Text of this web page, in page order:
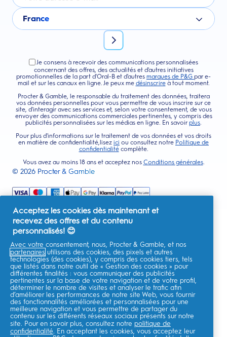
France
Je consens à recevoir des communications personnalisées
concernant des offres, des actualités et d'autres initiatives
promotionnelles de la part d'Oral-B et d'autres marques de P&G par e-
mail et sur les canaux en ligne. Je peux me désinscrireà tout moment.
Procter & Gamble, le responsable du traitement des données, traitera
vos données personnelles pour vous permettre de vous inscrire sur ce
site, d'interagir avec ses services et, selon votre consentement, de vous
envoyer des communications commerciales pertinentes, y compris des
publicités personnalisées sur les médias en ligne. En savoir plus.
Pour plus d'informations sur le traitement de vos données et vos droits
en matière de confidentialité,lisez ici ou consultez notre Politique de
confidentialitécomplète.
Vous avez au moins 18 ans et acceptez nos Conditions générales.
© 2026 Procter & Gamble
Acceptez les cookies dès maintenant et
recevez des offres et du contenu
personnalisés! 😊
Avec votre consentement, nous, Procter & Gamble, et nos
partenaires utilisons des cookies, des pixels et autres
technologies (des cookies), y compris des cookies tiers, tels
que listés dans notre outil de « Gestion des cookies » pour
différentes finalités : vous communiquer des publicités
pertinentes sur la base de votre navigation et de votre profil,
déterminer le nombre de visites et analyser le trafic afin
d’améliorer les performances de notre site Web, vous fournir
des fonctionnalités améliorées et personnalisées pour une
meilleure navigation et vous permettre de partager du
contenu sur les différents réseaux sociaux présents sur notre
site. Pour en savoir plus, consultez notre politique de
confidentialité. En acceptant les cookies, vous acceptez leur